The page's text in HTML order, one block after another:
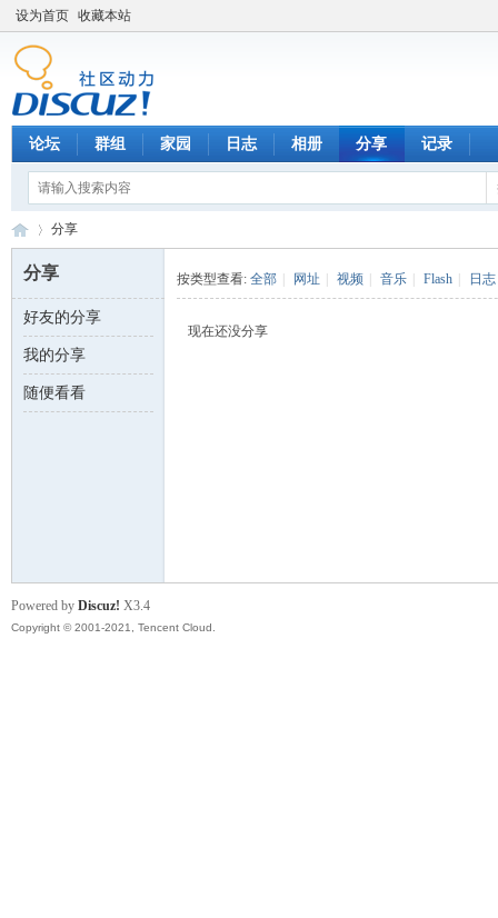
设为首页 收藏本站
论坛 群组 家园 日志 相册 分享 记录
数 ›
分享
分享
好友的分享
我的分享
随便看看
按类型查看: 全部 网址 视频 音乐 Flash 日志
现在还没分享
Powered by Discuz! X3.4
Copyright © 2001-2021, Tencent Cloud.